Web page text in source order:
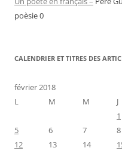
poèsie 0
CALENDRIER ET TITRES DES
février 2018
L
M M J
1
5
6 7 8
12
13 14